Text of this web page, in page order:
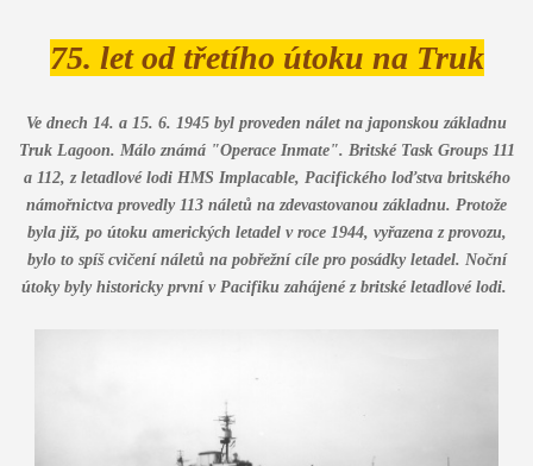
75. let od třetího útoku na Truk
Ve dnech 14. a 15. 6. 1945 byl proveden nálet na japonskou základnu
Truk Lagoon. Málo známá "Operace Inmate". Britské Task Groups 111
a 112, z letadlové lodi HMS Implacable, Pacifického loďstva britského
námořnictva provedly 113 náletů na zdevastovanou základnu. Protože
byla již, po útoku amerických letadel v roce 1944, vyřazena z provozu,
bylo to spíš cvičení náletů na pobřežní cíle pro posádky letadel. Noční
útoky byly historicky první v Pacifiku zahájené z britské letadlové lodi.